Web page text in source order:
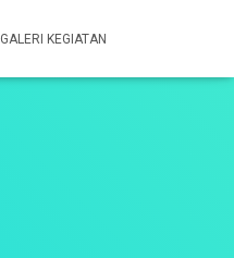
GALERI KEGIATAN